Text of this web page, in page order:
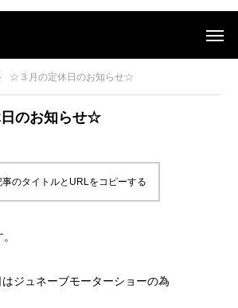
☆３月の定休日のお知らせ☆
のお知らせ☆
事のタイトルとURLをコピーする
ジュネーブモーターショーの為